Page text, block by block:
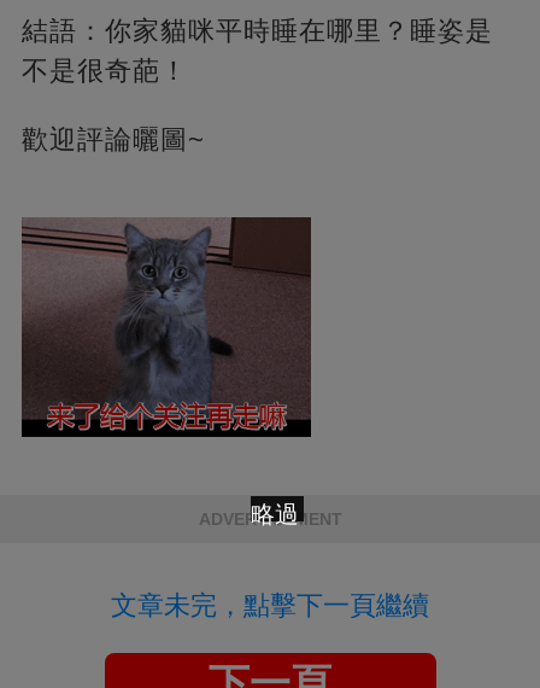
結語：你家貓咪平時睡在哪里？睡姿是
不是很奇葩！
歡迎評論曬圖~
ADVERTISEMENT
文章未完，點擊下一頁繼續
略過